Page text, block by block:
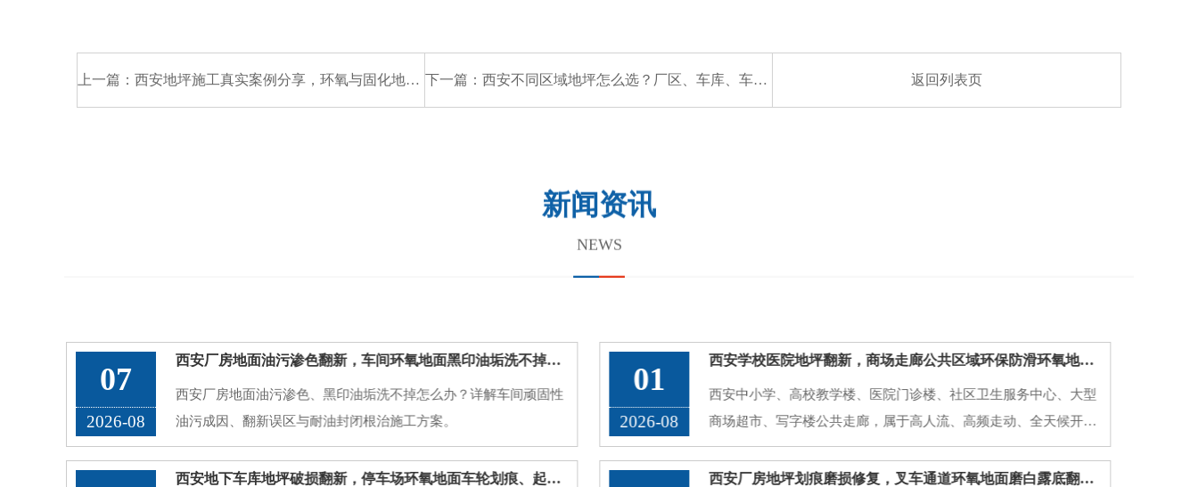
上一篇： 西安地坪施工真实案例分享，环氧与固化地坪落地效果实测 下一篇： 西安不同区域地坪怎么选？厂区、车库、车间适配指南，新手也能看懂 返回列表页
新闻资讯
NEWS
07
2026-08
西安厂房地面油污渗色翻新，车间环氧地面黑印油垢洗不掉处理方案
西安厂房地面油污渗色、黑印油垢洗不掉怎么办？详解车间顽固性
油污成因、翻新误区与耐油封闭根治施工方案。
01
2026-08
西安学校医院地坪翻新，商场走廊公共区域环保防滑环氧地坪施工方案
西安中小学、高校教学楼、医院门诊楼、社区卫生服务中心、大型
商场超市、写字楼公共走廊，属于高人流、高频走动、全天候开放
的公共区域。原有普通水泥地面、老旧地砖、普通环氧地面，使用
久了容易出现地面起砂起灰、划痕发黑、空鼓脱落、地面打滑、污
西安地下车库地坪破损翻新，停车场环氧地面车轮划痕、起灰病害处理方案 西安厂房地坪划痕磨损修复，叉车通道环氧地面磨白露底翻新方案